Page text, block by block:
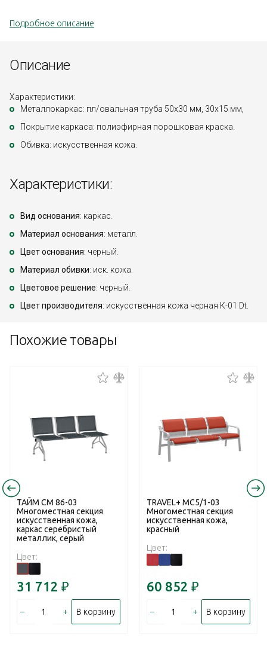
Подробное описание
Описание
Характеристики:
Металлокаркас: пл/овальная труба 50х30 мм, 30х15 мм,
Покрытие каркаса: полиэфирная порошковая краска.
Обивка: искусственная кожа.
Характеристики:
Вид основания: каркас.
Материал основания: металл.
Цвет основания: черный.
Материал обивки: иск. кожа.
Цветовое решение: черный.
Цвет производителя: искусственная кожа черная К-01 Dt.
Похожие товары
ТАЙМ СМ 86-03
Многоместная секция
искусственная кожа,
каркас серебристый
металлик, серый
Цвет:
31 712 ₽
– + В корзину
TRAVEL+ MC5/1-03
Многоместная секция
искусственная кожа,
красный
Цвет:
60 852 ₽
– + В корзину